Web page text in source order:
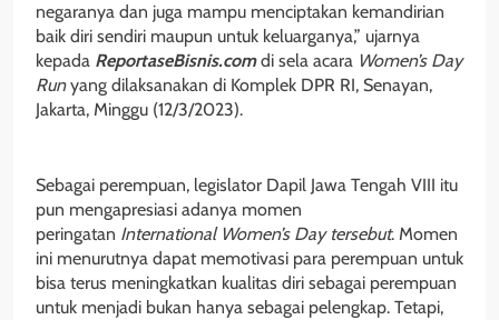
negaranya dan juga mampu menciptakan kemandirian
baik diri sendiri maupun untuk keluarganya,” ujarnya
kepada ReportaseBisnis.comdi sela acara Women’s Day
Runyang dilaksanakan di Komplek DPR RI, Senayan,
Jakarta, Minggu (12/3/2023).
Sebagai perempuan, legislator Dapil Jawa Tengah VIII itu
pun mengapresiasi adanya momen
peringatan International Women’s Day tersebut. Momen
ini menurutnya dapat memotivasi para perempuan untuk
bisa terus meningkatkan kualitas diri sebagai perempuan
untuk menjadi bukan hanya sebagai pelengkap. Tetapi,